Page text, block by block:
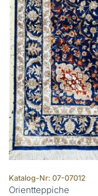
Katalog-Nr: 07-07012
Orientteppiche